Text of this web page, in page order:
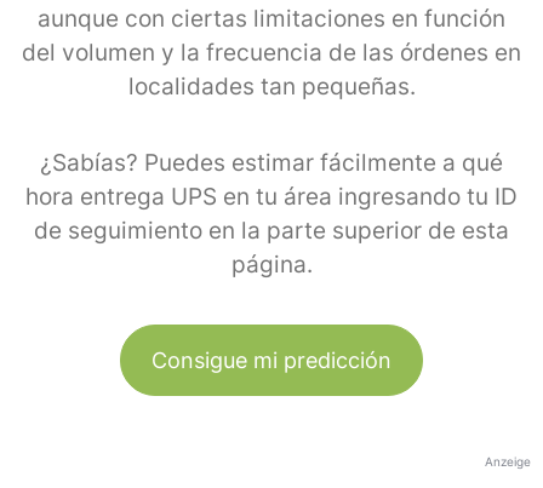
aunque con ciertas limitaciones en función
del volumen y la frecuencia de las órdenes en
localidades tan pequeñas.
¿Sabías? Puedes estimar fácilmente a qué
hora entrega UPS en tu área ingresando tu ID
de seguimiento en la parte superior de esta
página.
Consigue mi predicción
Anzeige